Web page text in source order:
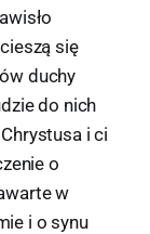
się
duchy
do nich
i ci
o
w
i o synu